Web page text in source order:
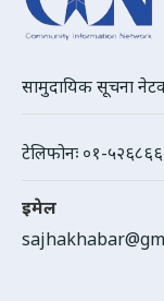
सामुदायिक सूचना
टेलिफोनः ०१-
इमेल